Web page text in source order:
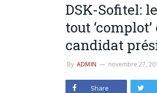
DSK-Sofitel:
tout
candidat
By ADMIN novembre 27,
Share